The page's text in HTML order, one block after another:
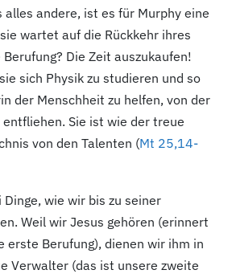
alles andere, ist es für Murphy eine
wartet auf die Rückkehr ihres
Die Zeit auszukaufen!
sich Physik zu studieren und so
der Menschheit zu helfen, von der
Sie ist wie der treue
von den Talenten (Mt 25,14-
wie wir bis zu seiner
Weil wir Jesus gehören (erinnert
erste Berufung), dienen wir ihm in
Verwalter (das ist unsere zweite